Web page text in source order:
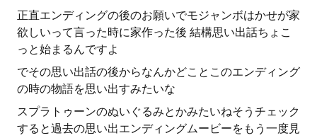
正直エンディングの後のお願いでモジャンボはかせが家
欲しいって言った時に家作った後 結構思い出話ちょこ
っと始まるんですよ
でその思い出話の後からなんかどことこのエンディング
の時の物語を思い出すみたいな
スプラトゥーンのぬいぐるみとかみたいねそうチェック
すると過去の思い出エンディングムービーをもう一度見